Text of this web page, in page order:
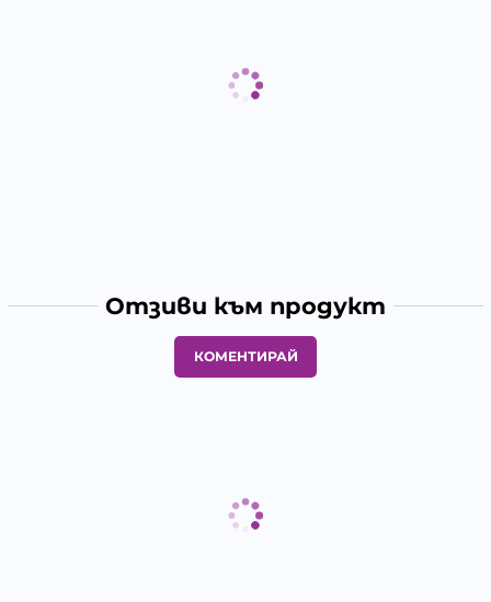
Отзиви към продукт
КОМЕНТИРАЙ